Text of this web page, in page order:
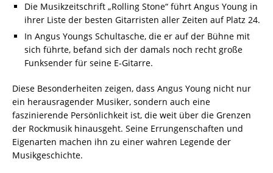
Die Musikzeitschrift „Rolling Stone“ führt Angus Young in
ihrer Liste der besten Gitarristen aller Zeiten auf Platz 24.
In Angus Youngs Schultasche, die er auf der Bühne mit
sich führte, befand sich der damals noch recht große
Funksender für seine E-Gitarre.
Diese Besonderheiten zeigen, dass Angus Young nicht nur
ein herausragender Musiker, sondern auch eine
faszinierende Persönlichkeit ist, die weit über die Grenzen
der Rockmusik hinausgeht. Seine Errungenschaften und
Eigenarten machen ihn zu einer wahren Legende der
Musikgeschichte.